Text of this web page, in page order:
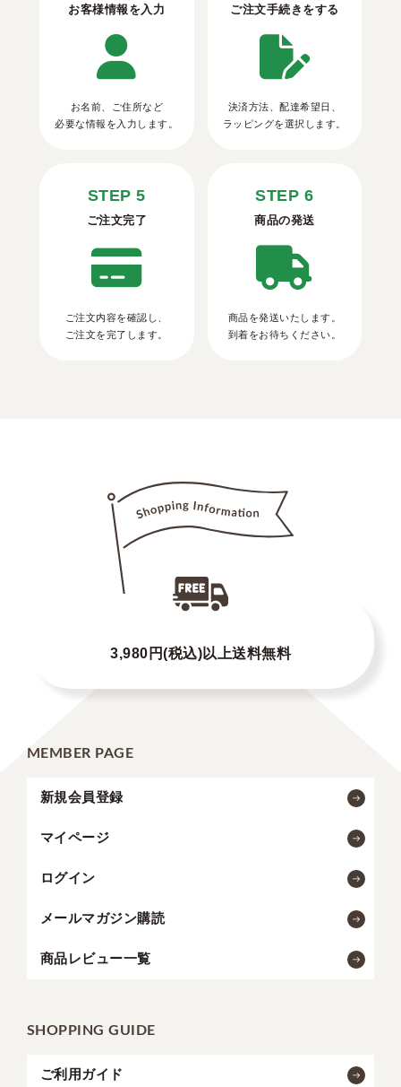
お客様情報を入力
お名前、ご住所など
必要な情報を入力します。
ご注文手続きをする
決済方法、配達希望日、
ラッピングを選択します。
STEP 5
ご注文完了
ご注文内容を確認し、
ご注文を完了します。
STEP 6
商品の発送
商品を発送いたします。
到着をお待ちください。
3,980円(税込)以上送料無料
MEMBER PAGE
新規会員登録
マイページ
ログイン
メールマガジン購読
商品レビュー一覧
SHOPPING GUIDE
ご利用ガイド